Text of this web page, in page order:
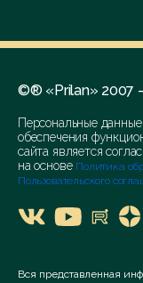
©® «Prilan» 2007
Персональные
обеспечения
сайта является
на основе Политика
Пользовательского
Вся представленная